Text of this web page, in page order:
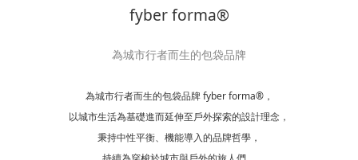
fyber forma®
為城市行者而生的包袋品牌
為城市行者而生的包袋品牌 fyber forma®，
以城市生活為基礎進而延伸至戶外探索的設計理念，
秉持中性平衡、機能導入的品牌哲學，